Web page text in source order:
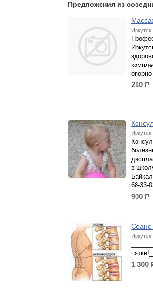
Предложения из
Иркутск
210 р.
Иркутск
в
68-33-
900 р.
Сеанс
Иркутск
1 300